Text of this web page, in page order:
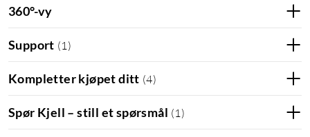
360°-vy
Support (1 )
Kompletter kjøpet ditt (4)
Spør Kjell – still et spørsmål (1 )